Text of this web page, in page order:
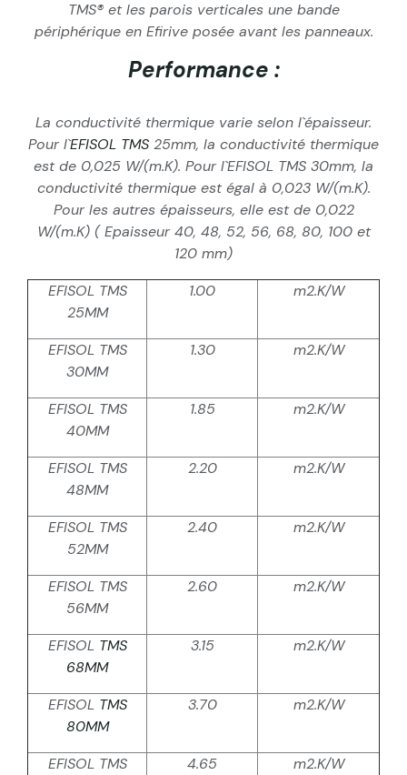
TMS® et les parois verticales une bande
périphérique en Efirive posée avant les panneaux.
Performance :
La conductivité thermique varie selon l`épaisseur.
Pour l`EFISOL TMS 25mm, la conductivité thermique
est de 0,025 W/(m.K). Pour l`EFISOL TMS 30mm, la
conductivité thermique est égal à 0,023 W/(m.K).
Pour les autres épaisseurs, elle est de 0,022
W/(m.K) ( Epaisseur 40, 48, 52, 56, 68, 80, 100 et
120 mm)
EFISOL TMS
25MM
1.00 m2.K/W
EFISOL TMS
30MM
1.30 m2.K/W
EFISOL TMS
40MM
1.85 m2.K/W
EFISOL TMS
48MM
2.20 m2.K/W
EFISOL TMS
52MM
2.40 m2.K/W
EFISOL TMS
56MM
2.60 m2.K/W
EFISOL TMS
68MM
3.15 m2.K/W
EFISOL TMS
80MM
3.70 m2.K/W
EFISOL TMS
4.65 m2.K/W